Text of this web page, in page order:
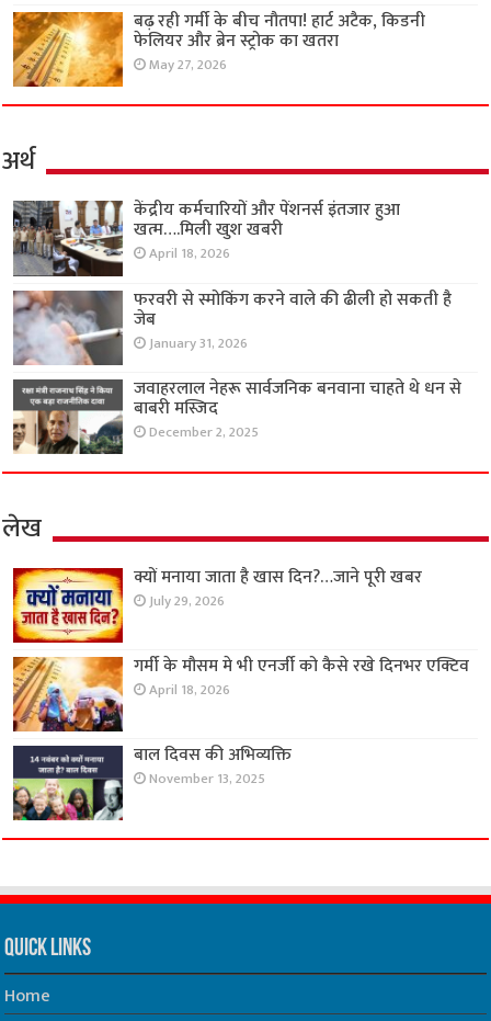
बढ़ रही गर्मी के बीच नौतपा! हार्ट अटैक, किडनी
फेलियर और ब्रेन स्ट्रोक का खतरा
May 27, 2026
अर्थ
केंद्रीय कर्मचारियों और पेंशनर्स इंतजार हुआ
खत्म….मिली खुश खबरी
April 18, 2026
फरवरी से स्मोकिंग करने वाले की ढीली हो सकती है
जेब
January 31, 2026
जवाहरलाल नेहरू सार्वजनिक बनवाना चाहते थे धन से
बाबरी मस्जिद
December 2, 2025
लेख
क्यों मनाया जाता है खास दिन?…जाने पूरी खबर
July 29, 2026
गर्मी के मौसम मे भी एनर्जी को कैसे रखे दिनभर एक्टिव
April 18, 2026
बाल दिवस की अभिव्यक्ति
November 13, 2025
Quick Links
Home